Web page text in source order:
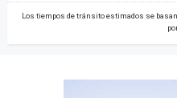
Los tiempos de tránsito estimados se